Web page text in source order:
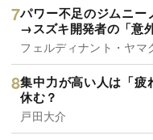
パワー不足のジムニー
→スズキ開発者の「意
フェルディナント・ヤマ
集中力が高い人は「疲
休む？
戸田大介